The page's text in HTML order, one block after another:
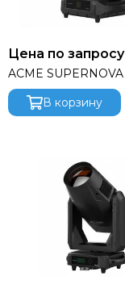
Funktion-One
Global Effects
HK Audio
I LIGHTING
INTREND
L Acoustics
Цена по запросу
ACME SUPERNOVA
В корзину